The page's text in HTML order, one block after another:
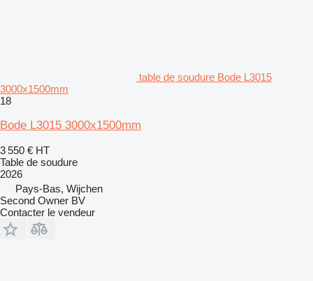
table de soudure Bode L3015
3000x1500mm
18
Bode L3015 3000x1500mm
3 550 € HT
Table de soudure
2026
Pays-Bas, Wijchen
Second Owner BV
Contacter le vendeur